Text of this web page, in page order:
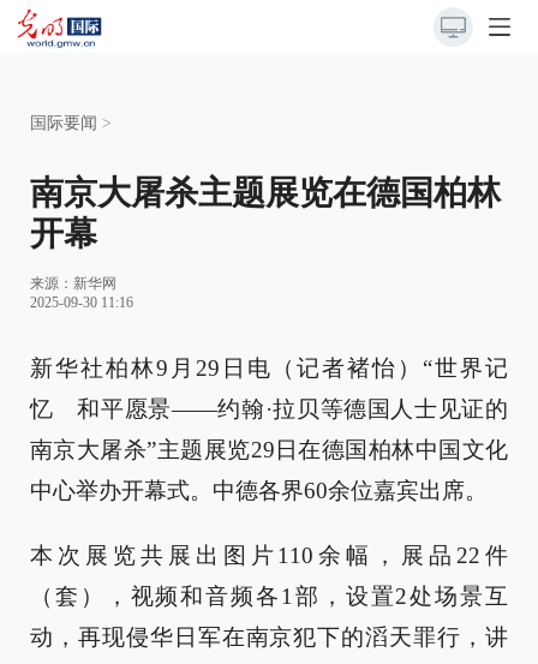
国际要闻 >
南京大屠杀主题展览在德国柏林
开幕
来源： 新华网
2025-09-30 11:16
新华社柏林9月29日电（记者褚怡）“世界记
忆 和平愿景——约翰·拉贝等德国人士见证的
南京大屠杀”主题展览29日在德国柏林中国文化
中心举办开幕式。中德各界60余位嘉宾出席。
本次展览共展出图片110余幅，展品22件
（套），视频和音频各1部，设置2处场景互
动，再现侵华日军在南京犯下的滔天罪行，讲